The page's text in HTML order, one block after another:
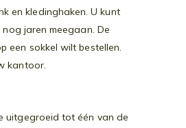
en kledinghaken. U kunt
jaren meegaan. De
een sokkel wilt bestellen.
kantoor.
uitgegroeid tot één van de